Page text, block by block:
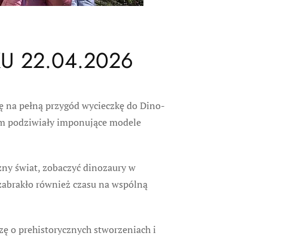
22.04.2026
pełną przygód wycieczkę do Dino-
podziwiały imponujące modele
świat, zobaczyć dinozaury w
również czasu na wspólną
o prehistorycznych stworzeniach i